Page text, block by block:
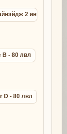
2 интерлюд
B - 80 лвл
D - 80 лвл